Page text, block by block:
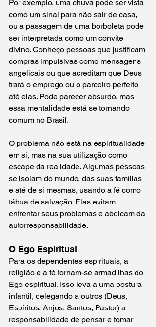
Por exemplo, uma chuva pode ser vista
como um sinal para não sair de casa,
ou a passagem de uma borboleta pode
ser interpretada como um convite
divino. Conheço pessoas que justificam
compras impulsivas como mensagens
angelicais ou que acreditam que Deus
trará o emprego ou o parceiro perfeito
até elas. Pode parecer absurdo, mas
essa mentalidade está se tornando
comum no Brasil.
O problema não está na espiritualidade
em si, mas na sua utilização como
escape da realidade. Algumas pessoas
se isolam do mundo, das suas famílias
e até de si mesmas, usando a fé como
tábua de salvação. Elas evitam
enfrentar seus problemas e abdicam da
autorresponsabilidade.
O Ego Espiritual
Para os dependentes espirituais, a
religião e a fé tornam-se armadilhas do
Ego espiritual. Isso leva a uma postura
infantil, delegando a outros (Deus,
Espíritos, Anjos, Santos, Pastor) a
responsabilidade de pensar e tomar